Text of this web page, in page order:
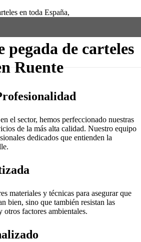
en toda España,
pegada de carteles
Ruente
el sector, hemos perfeccionado nuestras
de la más alta calidad. Nuestro equipo
dedicados que entienden la
materiales y técnicas para asegurar que
bien, sino que también resistan las
factores ambientales.